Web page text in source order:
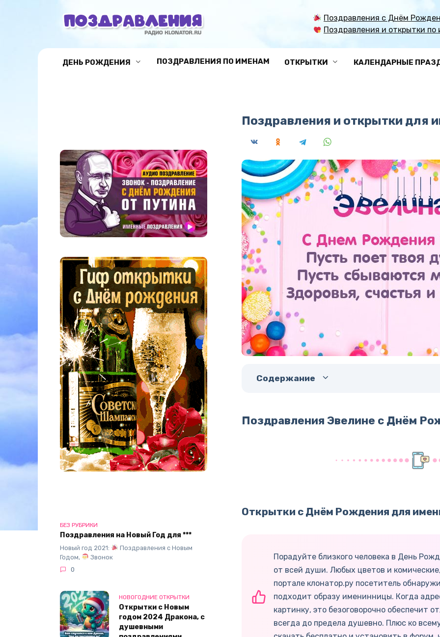
Поздравления с Днём
Поздравления и открытки
ДЕНЬ РОЖДЕНИЯ ПОЗДРАВЛЕНИЯ ПО ИМЕНАМ ОТКРЫТКИ КАЛЕНДАРНЫЕ
Поздравления и открытки для
Содержание
Поздравления Эвелине с Днём
Открытки с Днём Рождения для
Порадуйте близкого человека в День
от всей души. Любых цветов и
портале клонатор.ру посетитель
подходит образу именинницы. Когда
картинку, это безоговорочно обеспечит
всегда до предела душевно. Плюс ко
БЕЗ РУБРИКИ
Поздравления на Новый Год для ***
Новый год 2021:
Поздравления с Новым
Годом,
Звонок
0
НОВОГОДНИЕ ОТКРЫТКИ
Открытки с Новым
годом 2024 Дракона, с
душевными